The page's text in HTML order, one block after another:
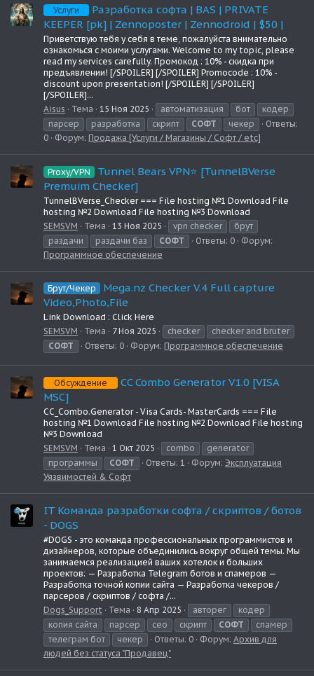
Услуги
Разработка софта | BAS | PRIVATE
KEEPER [pk] | Zennoposter | Zennodroid | $50 |
Приветствую тебя у себя в теме, пожалуйста внимательно
ознакомься с моими услугами. Welcome to my topic, please
read my services carefully. Промокод : 10% - скидка при
предъявлении! [/SPOILER] [/SPOILER] Promocode : 10% -
discount upon presentation! [/SPOILER] [/SPOILER]
[/SPOILER]...
Aisus
Тема 15 Ноя 2025 автоматизация бот
кодер
парсер
разработка скрипт СОФТ чекер
Ответы:
0
Форум: Продажа [Услуги / Магазины / Софт / etc]
Proxy/VPN
Tunnel Bears VPN⭐ [TunnelBVerse
Premuim Checker]
TunnelBVerse_Checker === File hosting №1 Download File
hosting №2 Download File hosting №3 Download
SEMSVM
Тема 13 Ноя 2025 vpn checker
брут
раздачи
раздачи баз СОФТ Ответы: 0
Форум:
Программное обеспечение
Брут/Чекер
Mega.nz Checker V.4 Full capture
Video,Photo,File
Link Download : Click Here
SEMSVM
Тема 7 Ноя 2025 checker
checker and bruter
СОФТ
Ответы: 0 Форум: Программное обеспечение
Обсуждение
CC Combo Generator V1.0 [VISA
MSC]
CC_Combo.Generator - Visa Cards- MasterCards === File
hosting №1 Download File hosting №2 Download File hosting
№3 Download
SEMSVM
Тема 1 Окт 2025 combo
generator
программы
СОФТ Ответы: 1 Форум: Эксплуатация
Уязвимостей & Софт
IT Команда разработки софта / скриптов / ботов
- DOGS
#DOGS - это команда профессиональных программистов и
дизайнеров, которые объединились вокруг общей темы. Мы
занимаемся реализацией ваших хотелок и больших
проектов: — Разработка Telegram ботов и спамеров —
Разработка точной копии сайта — Разработка чекеров /
парсеров / скриптов / софта /...
Dogs_Support
Тема 8 Апр 2025 авторег
кодер
копия сайта
парсер сео скрипт СОФТ
спамер
телеграм бот
чекер Ответы: 0 Форум: Архив для
людей без статуса "Продавец"